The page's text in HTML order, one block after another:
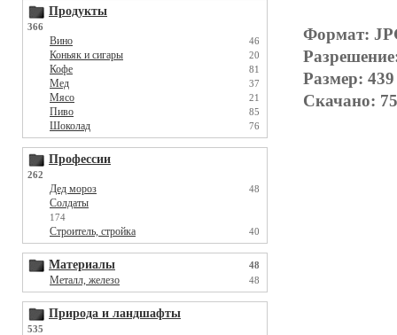
Продукты
366
Вино 46
Коньяк и сигары 20
Кофе 81
Мед 37
Мясо 21
Пиво 85
Шоколад 76
Профессии
262
Дед мороз 48
Солдаты
174
Строитель, стройка 40
Материалы 48
Металл, железо 48
Природа и ландшафты
535
Формат:
Размер:
Скачано: